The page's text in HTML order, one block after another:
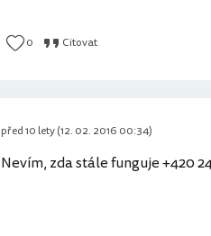
0 Citovat
Nevím, zda stále funguje +420
před 10 lety (12. 02. 2016 00:34)